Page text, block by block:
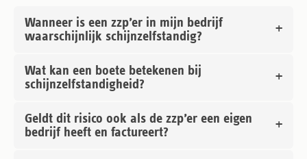
Wanneer is een zzp’er in mijn bedrijf
waarschijnlijk schijnzelfstandig?
Wat kan een boete betekenen bij
schijnzelfstandigheid?
Geldt dit risico ook als de zzp’er een eigen
bedrijf heeft en factureert?